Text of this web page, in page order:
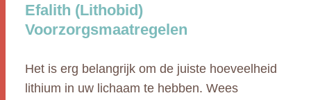
Efalith (Lithobid)
Voorzorgsmaatregelen
Het is erg belangrijk om de juiste hoeveelheid
lithium in uw lichaam te hebben. Wees